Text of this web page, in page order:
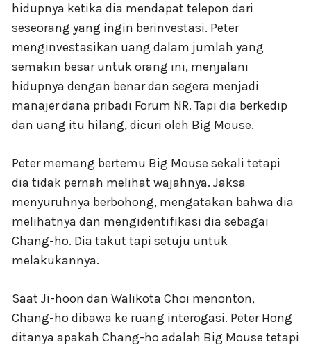
hidupnya ketika dia mendapat telepon dari
seseorang yang ingin berinvestasi. Peter
menginvestasikan uang dalam jumlah yang
semakin besar untuk orang ini, menjalani
hidupnya dengan benar dan segera menjadi
manajer dana pribadi Forum NR. Tapi dia berkedip
dan uang itu hilang, dicuri oleh Big Mouse.
Peter memang bertemu Big Mouse sekali tetapi
dia tidak pernah melihat wajahnya. Jaksa
menyuruhnya berbohong, mengatakan bahwa dia
melihatnya dan mengidentifikasi dia sebagai
Chang-ho. Dia takut tapi setuju untuk
melakukannya.
Saat Ji-hoon dan Walikota Choi menonton,
Chang-ho dibawa ke ruang interogasi. Peter Hong
ditanya apakah Chang-ho adalah Big Mouse tetapi